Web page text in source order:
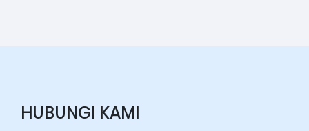
HUBUNGI KAMI